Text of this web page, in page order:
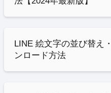
LINE 絵文字の並び替え
ンロード方法